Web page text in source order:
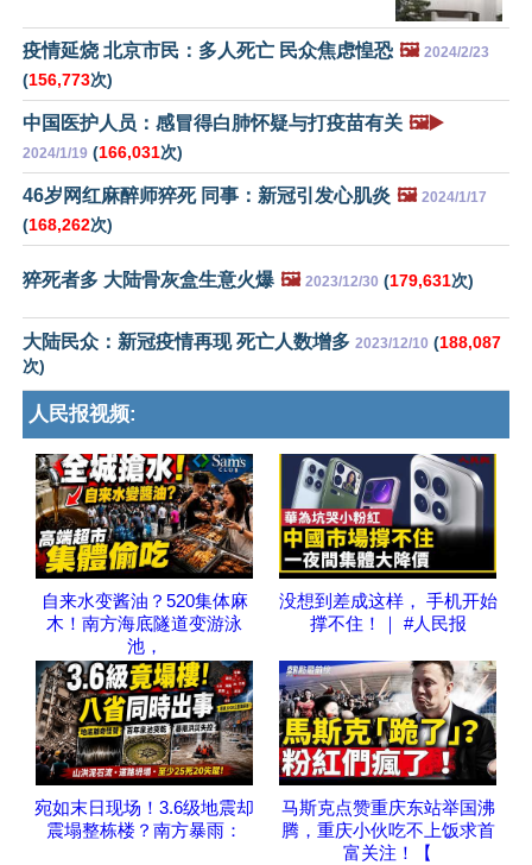
疫情延烧 北京市民：多人死亡 民众焦虑惶恐 🖼️ 2024/2/23
(156,773次)
中国医护人员：感冒得白肺怀疑与打疫苗有关 🖼️▶️
2024/1/19 (166,031次)
46岁网红麻醉师猝死 同事：新冠引发心肌炎 🖼️ 2024/1/17
(168,262次)
猝死者多 大陆骨灰盒生意火爆 🖼️ 2023/12/30 (179,631次)
大陆民众：新冠疫情再现 死亡人数增多 2023/12/10 (188,087
次)
人民报视频:
自来水变酱油？520集体麻
木！南方海底隧道变游泳
池，
没想到差成这样， 手机开始
撑不住！｜ #人民报
宛如末日现场！3.6级地震却
震塌整栋楼？南方暴雨：
马斯克点赞重庆东站举国沸
腾，重庆小伙吃不上饭求首
富关注！【